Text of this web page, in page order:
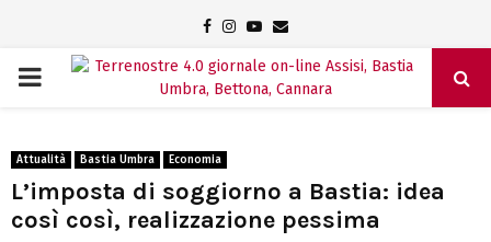
Facebook
Instagram
Youtube
Email
PRIMARY
Attualità Bastia Umbra Economia
L’imposta di soggiorno a Bastia: idea
così così, realizzazione pessima